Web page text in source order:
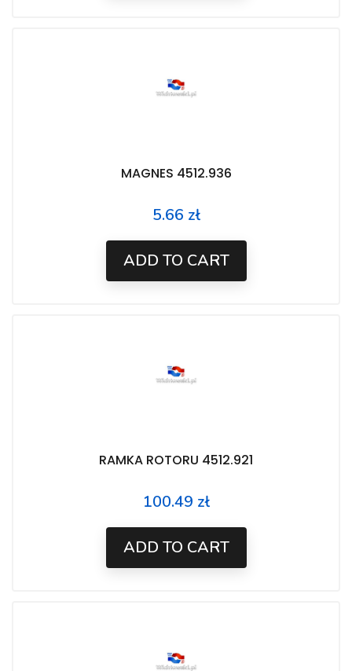
MAGNES 4512.936
Price
5.66 zł
ADD TO CART
RAMKA ROTORU 4512.921
Price
100.49 zł
ADD TO CART